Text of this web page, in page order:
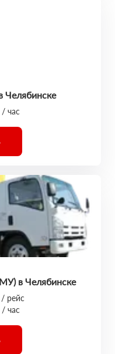
Челябинске
час
в Челябинске
рейс
час